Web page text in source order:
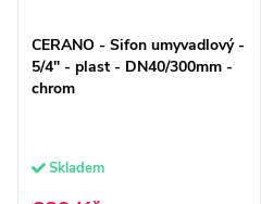
CERANO - Sifon umyvadlový -
5/4" - plast - DN40/300mm -
chrom
Skladem